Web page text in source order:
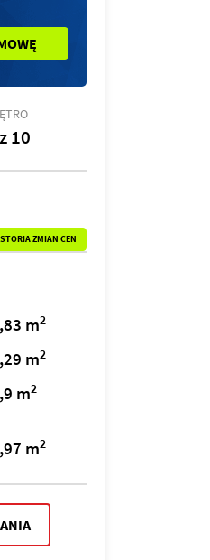
10
ZMIAN CEN
m2
m2
m2
m2